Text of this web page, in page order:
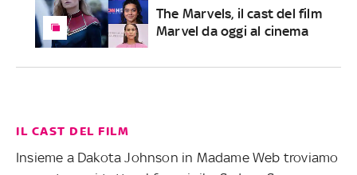
The Marvels, il cast del film
Marvel da oggi al cinema
IL CAST DEL FILM
Insieme a Dakota Johnson in Madame Web troviamo